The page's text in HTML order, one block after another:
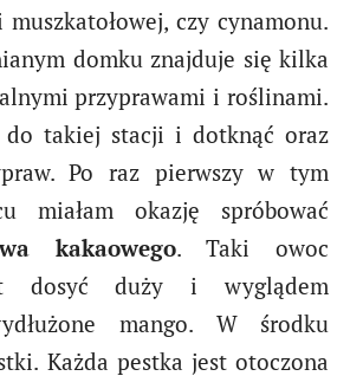
muszkatołowej, czy cynamonu.
domku znajduje się kilka
przyprawami i roślinami.
do takiej stacji i dotknąć oraz
Po raz pierwszy w tym
miałam okazję spróbować
kakaowego. Taki owoc
dosyć duży i wyglądem
mango. W środku
Każda pestka jest otoczona